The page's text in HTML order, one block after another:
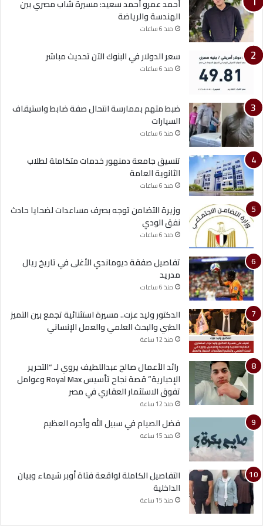
أحمد عمرو أحمد سعيد: مسيرة شاب مصري بين
الهندسة والرياضة
منذ 6 ساعات
سعر الدولار في البنوك الآن تحديث مباشر
منذ 6 ساعات
ضبط متهم بممارسة انتحال صفة ضابط واستيقاف
السيارات
منذ 6 ساعات
تنسيق جامعة دمنهور خدمات متكاملة لطلاب
الثانوية العامة
منذ 6 ساعات
وزيرة التضامن توجه بصرف مساعدات لضحايا حادث
نفق الودي
منذ 6 ساعات
تفاصيل صفقة ديوماندي الأغلى في تاريخ ريال
مدريد
منذ 6 ساعات
الدكتور وليد عزت.. مسيرة استثنائية تجمع بين التميز
الطبي والبحث العلمي والعمل الإنساني
منذ 12 ساعة
رائد الأعمال صالح عبداللطيف يروي لـ “التحرير
الإخبارية” قصة نجاح تأسيس Royal Max وعوامل
تفوق الاستثمار العقاري في مصر
منذ 12 ساعة
فضل الصيام في سبيل الله وأجره العظيم
منذ 15 ساعة
التفاصيل الكاملة لواقعة فتاة أوبر شيماء وبيان
الداخلية
منذ 15 ساعة